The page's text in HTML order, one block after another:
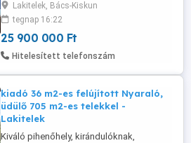
megépítve. A földszinten (38nm)
napfényes társalgó és étkező, 2
hálófülke, praktikus kis konyha és
Lakitelek, Bács-Kiskun
tegnap 16:22
25 900 000 Ft
Hitelesített telefonszám
kiadó 36 m2-es felújított Nyaraló,
üdülő 705 m2-es telekkel -
Lakitelek
Kiváló pihenőhely, kirándulóknak,